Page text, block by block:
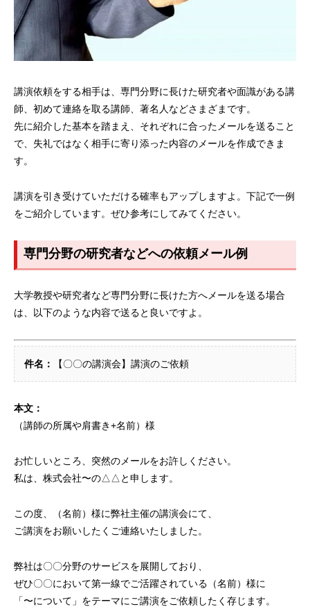
講演依頼をする相手は、専門分野に長けた研究者や面識がある講
師、初めて連絡を取る講師、著名人などさまざまです。
先に紹介した基本を踏まえ、それぞれに合ったメールを送ること
で、失礼ではなく相手に寄り添った内容のメールを作成できま
す。
講演を引き受けていただける確率もアップしますよ。下記で一例
をご紹介しています。ぜひ参考にしてみてください。
専門分野の研究者などへの依頼メール例
大学教授や研究者など専門分野に長けた方へメールを送る場合
は、以下のような内容で送ると良いですよ。
件名： 【〇〇の講演会】講演のご依頼
本文：
（講師の所属や肩書き+名前）様
お忙しいところ、突然のメールをお許しください。
私は、株式会社〜の△△と申します。
この度、（名前）様に弊社主催の講演会にて、
ご講演をお願いしたくご連絡いたしました。
弊社は〇〇分野のサービスを展開しており、
ぜひ〇〇において第一線でご活躍されている（名前）様に
「〜について」をテーマにご講演をご依頼したく存じます。